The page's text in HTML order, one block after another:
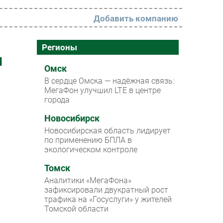
РАЗДЕЛЫ
Новости
Аналитика
Интервью
Мероприятия
Проекты
IT класс
Тестовый стенд
Каталог компаний
Добавить компанию
Регионы
Омск
В сердце Омска — надёжная связь:
МегаФон улучшил LTE в центре
города
Новосибирск
Новосибирская область лидирует
по применению БПЛА в
экологическом контроле
Томск
Аналитики «МегаФона»
зафиксировали двукратный рост
трафика на «Госуслуги» у жителей
Томской области